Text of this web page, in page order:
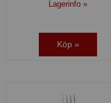
Lagerinfo »
Köp »